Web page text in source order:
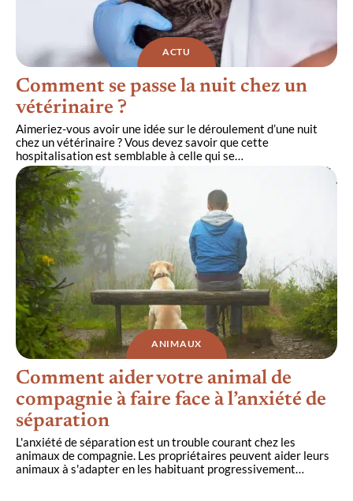
ACTU
Comment se passe la nuit chez un
vétérinaire ?
Aimeriez-vous avoir une idée sur le déroulement d’une nuit
chez un vétérinaire ? Vous devez savoir que cette
hospitalisation est semblable à celle qui se…
ANIMAUX
Comment aider votre animal de
compagnie à faire face à l’anxiété de
séparation
L'anxiété de séparation est un trouble courant chez les
animaux de compagnie. Les propriétaires peuvent aider leurs
animaux à s'adapter en les habituant progressivement…